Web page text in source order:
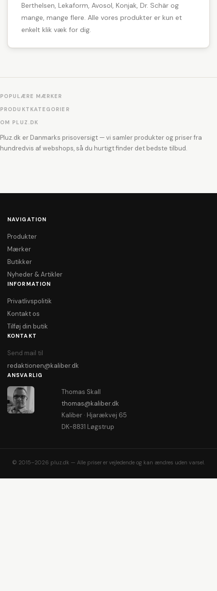
Berthelsen, Lekaform, Avosol, Konjak, Dr. Schär og
mange, mange flere. Alle vores produkter er kun et
enkelt klik væk for dig.
POPULÆRE MÆRKER
PRODUKTKATEGORIER
OM PLUZ.DK
Pluz.dk er Danmarks prisoversigt — vi samler produkter og priser fra
hundredvis af webshops, så du hurtigt finder det bedste tilbud.
NAVIGATION
Produkter
Mærker
Butikker
Nyheder & Artikler
INFORMATION
Privatlivspolitik
Kontakt os
Tilføj din butik
KONTAKT
Send mail til
redaktionen@kaliber.dk
ANSVARLIG
Thomas Skall
thomas@kaliber.dk
Kaliber · Hjarækvej 65
DK-8831 Løgstrup
© 2015–2026 pluz.dk — Alle priser er vejledende og kan ændres uden varsel.